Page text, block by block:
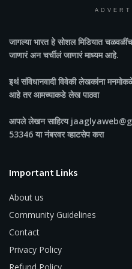
जागल्या भारतहे सोशल मिडियात
जाणारं अन चर्चीलं जाणारं माध्यम आहे.
इथं संविधानवादी विवेकी लेखकांना
आहे तर आमच्याकडे लेख पाठवा
आपले लेखन साहित्य
53346 या नंबरवर व्हाटसेप करा
Important Links
About us
Community Guidelines
Contact
Privacy Policy